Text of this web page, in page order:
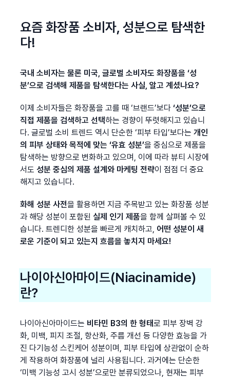
요즘 화장품 소비자, 성분으로 탐색한
다!
국내 소비자는 물론 미국, 글로벌 소비자도 화장품을 ‘성
분’으로 검색해 제품을 탐색한다는 사실, 알고 계셨나요?
이제 소비자들은 화장품을 고를 때 ‘브랜드’보다 ‘성분’으로
직접 제품을 검색하고 선택하는 경향이 뚜렷해지고 있습니
다. 글로벌 소비 트렌드 역시 단순한 ‘피부 타입’보다는 개인
의 피부 상태와 목적에 맞는 ‘유효 성분’을 중심으로 제품을
탐색하는 방향으로 변화하고 있으며, 이에 따라 뷰티 시장에
서도 성분 중심의 제품 설계와 마케팅 전략이 점점 더 중요
해지고 있습니다.
화해 성분 사전을 활용하면 지금 주목받고 있는 화장품 성분
과 해당 성분이 포함된 실제 인기 제품을 함께 살펴볼 수 있
습니다. 트렌디한 성분을 빠르게 캐치하고, 어떤 성분이 새
로운 기준이 되고 있는지 흐름을 놓치지 마세요!
나이아신아마이드(Niacinamide)
란?
나이아신아마이드는 비타민 B3의 한 형태 로 피부 장벽 강
화, 미백, 피지 조절, 항산화, 주름 개선 등 다양한 효능을 가
진 다기능성 스킨케어 성분이며, 피부 타입에 상관없이 순하
게 작용하여 화장품에 널리 사용됩니다. 과거에는 단순한
‘미백 기능성 고시 성분’으로만 분류되었으나, 현재는 피부